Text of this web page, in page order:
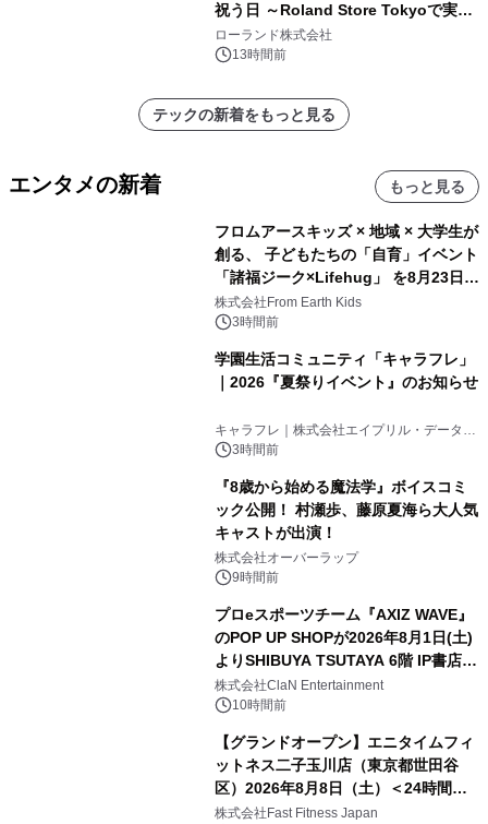
祝う日 ～Roland Store Tokyoで実機
を展示しての 記念キャンペーンを開
催 英国ラジオ「NTS」の 特別プログ
アーティストを フィーチャーしたアニ
メーションを公開～
ローランド株式会社
13時間前
テックの新着をもっと見る
エンタメの新着 もっと見る
フロムアースキッズ × 地域 × 大学生が
創る、 子どもたちの「自育」イベント
「諸福ジーク×Lifehug」 を8月23日
(日)開催
株式会社From Earth Kids
3時間前
学園生活コミュニティ「キャラフレ」
｜2026『夏祭りイベント』のお知らせ
キャラフレ｜株式会社エイプリル・データ・
デザインズ
3時間前
『8歳から始める魔法学』ボイスコミ
ック公開！ 村瀬歩、藤原夏海ら大人気
キャストが出演！
株式会社オーバーラップ
9時間前
プロeスポーツチーム『AXIZ WAVE』
のPOP UP SHOPが2026年8月1日(土)
よりSHIBUYA TSUTAYA 6階 IP書店で
開催決定！！
株式会社ClaN Entertainment
10時間前
【グランドオープン】エニタイムフィ
ットネス二子玉川店（東京都世田谷
区）2026年8月8日（土）＜24時間年
中無休のフィットネスジム＞
株式会社Fast Fitness Japan